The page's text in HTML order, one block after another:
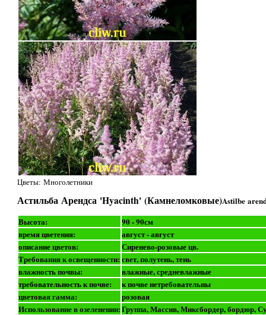
Цветы: Многолетники
Астильба Арендса 'Hyacinth' (Камнеломковые)Astilbe
Высота:
90 - 90см
время цветения:
август - август
описание цветов:
Сиренево-розовые цв.
Требования к освещенности: свет, полутень, тень
влажность почвы:
влажные, средневлажные
требовательность к почве:
к почве нетребовательны
цветовая гамма:
розовая
Использование в озеленении:Группа, Массив, Миксбордер, бордюр,